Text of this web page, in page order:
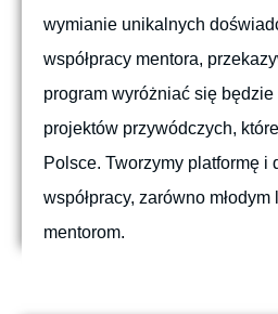
wymianie unikalnych
współpracy mentora,
program wyróżniać się
projektów przywódczych,
Polsce. Tworzymy platformę i
współpracy, zarówno
mentorom.